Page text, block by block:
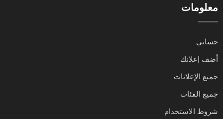
معلومات
حسابي
أضف إعلانك
جميع الإعلانات
جميع الفئات
شروط الاستخدام